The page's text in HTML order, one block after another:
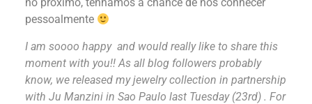
no próximo, tenhamos a chance de nos conhecer
pessoalmente
I am soooo happy and would really like to share this
moment with you!! As all blog followers probably
know, we released my jewelry collection in partnership
with Ju Manzini in Sao Paulo last Tuesday (23rd) . For